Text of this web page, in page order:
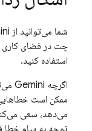
شما می‌توانید از
چت در فضای کاری
استفاده کنید.
اگرچه Gemini
ممکن است
می‌دهد، سعی